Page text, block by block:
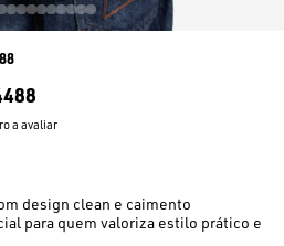
a avaliar
design clean e caimento
para quem valoriza estilo prático e